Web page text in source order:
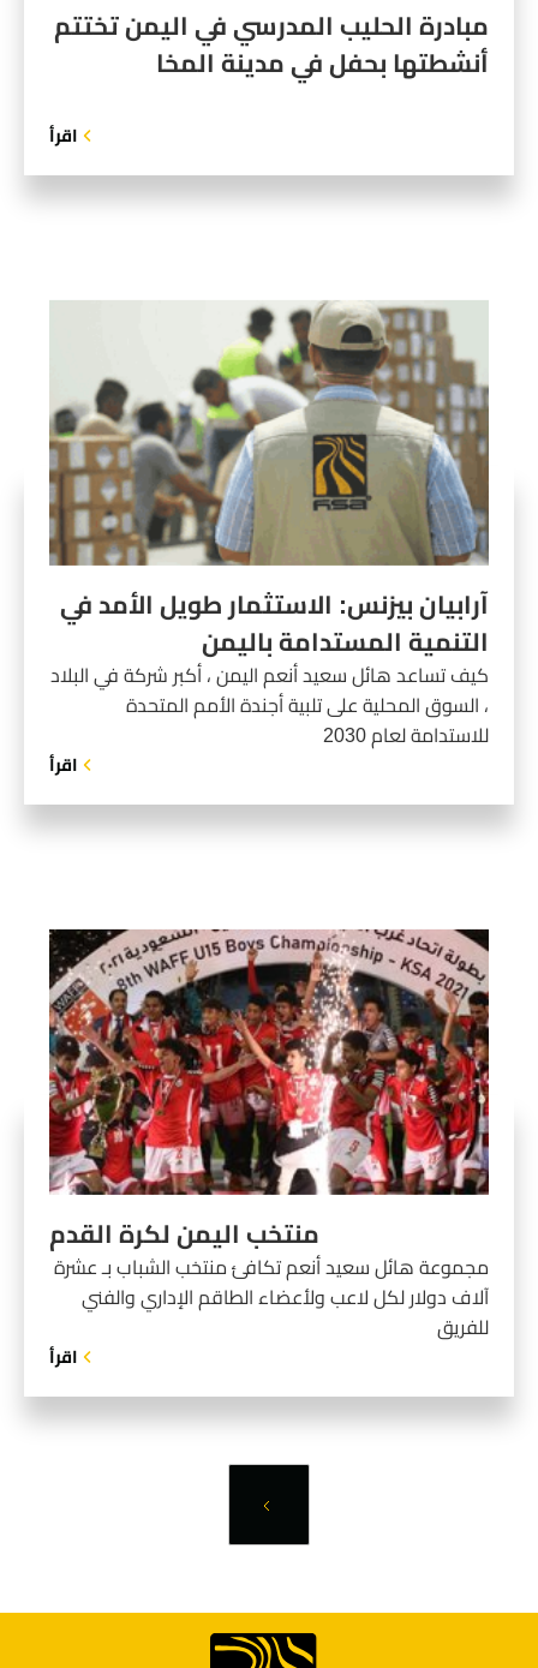
مبادرة الحليب المدرسي في اليمن تختتم
أنشطتها بحفل في مدينة المخا
اقرأ
آرابيان بيزنس: الاستثمار طويل الأمد في
التنمية المستدامة باليمن
كيف تساعد هائل سعيد أنعم اليمن ، أكبر شركة في البلاد
، السوق المحلية على تلبية أجندة الأمم المتحدة
للاستدامة لعام 2030
اقرأ
منتخب اليمن لكرة القدم
مجموعة هائل سعيد أنعم تكافئ منتخب الشباب بـ عشرة
آلاف دولار لكل لاعب ولأعضاء الطاقم الإداري والفني
للفريق
اقرأ